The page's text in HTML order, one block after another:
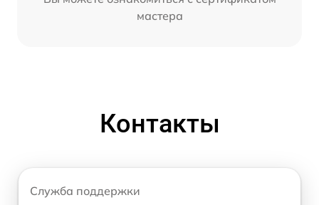
мастера
Контакты
Служба поддержки